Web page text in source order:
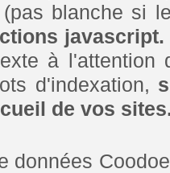
(pas blanche si
javascript.
à l'attention
d'indexation,
de vos
données